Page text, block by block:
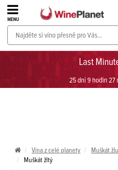
Last
25 dní 9 hodin 26
MENU
PROSECCO v akci až do -
Vína z celé planety Muškát
Muškát žltý